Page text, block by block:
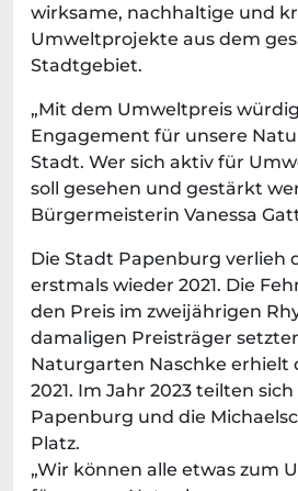
wirksame, nachhaltige und
Umweltprojekte aus dem
Stadtgebiet.
„Mit dem Umweltpreis
Engagement für unsere
Stadt. Wer sich aktiv für
soll gesehen und gestärkt
Bürgermeisterin Vanessa
Die Stadt Papenburg verlieh
erstmals wieder 2021. Die
den Preis im zweijährigen
damaligen Preisträger
Naturgarten Naschke erhielt
2021. Im Jahr 2023 teilten
Papenburg und die
Platz.
„Wir können alle etwas zum